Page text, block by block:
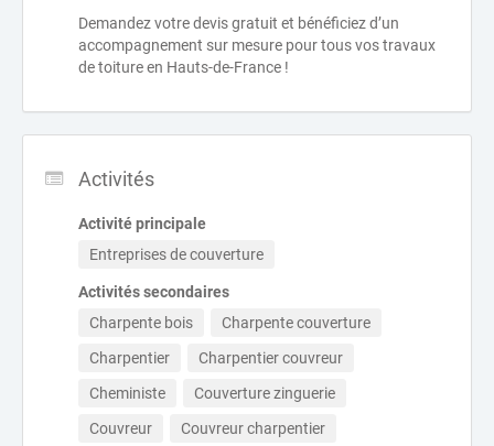
Demandez votre devis gratuit et bénéficiez d’un
accompagnement sur mesure pour tous vos travaux
de toiture en Hauts-de-France !
Activités
Activité principale
Entreprises de couverture
Activités secondaires
Charpente bois
Charpente couverture
Charpentier
Charpentier couvreur
Cheministe
Couverture zinguerie
Couvreur
Couvreur charpentier